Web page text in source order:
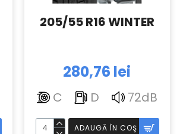
205/55 R16 WINTER
280,76 lei
C D 72dB
ADAUGĂ ÎN COŞ